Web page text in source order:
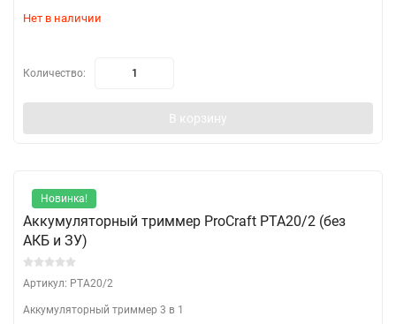
Нет в наличии
Количество:
В корзину
Новинка!
Аккумуляторный триммер ProCraft PTA20/2 (без
АКБ и ЗУ)
Артикул: PTA20/2
Аккумуляторный триммер 3 в 1